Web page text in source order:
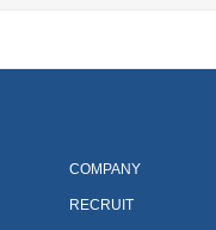
COMPANY
RECRUIT